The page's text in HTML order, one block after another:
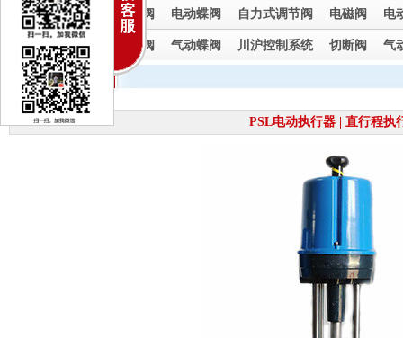
电动调节阀 电动球阀 电动蝶阀 自力式调节阀 电磁阀 电
电动截止阀
气动调节阀 气动球阀 气动蝶阀 川沪控制系统 切断阀 气
气动截止阀
电动执行器
PSL电动执行器 | 直行程执